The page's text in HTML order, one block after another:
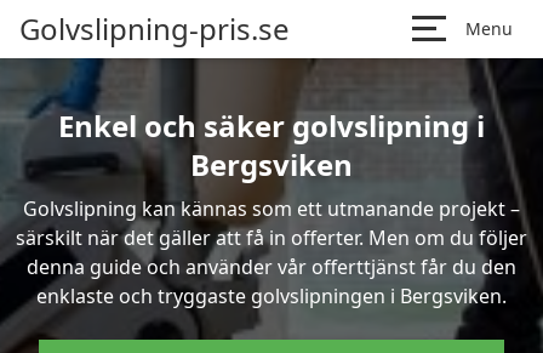
Golvslipning-pris.se Menu
Enkel och säker golvslipning i
Bergsviken
Golvslipning kan kännas som ett utmanande projekt –
särskilt när det gäller att få in offerter. Men om du följer
denna guide och använder vår offerttjänst får du den
enklaste och tryggaste golvslipningen i Bergsviken.